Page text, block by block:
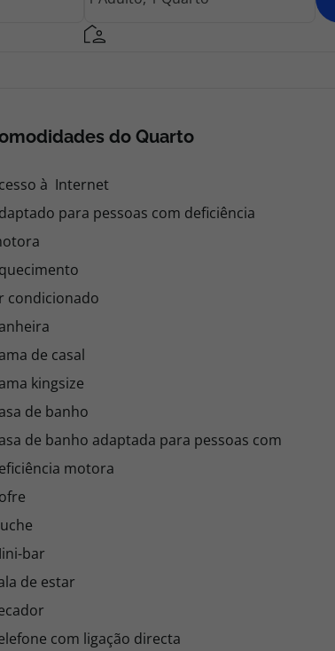
do Quarto
à Internet
para pessoas com deficiência
condicionado
de casal
kingsize
de banho
de banho adaptada para pessoas com
motora
bar
de estar
com ligação directa